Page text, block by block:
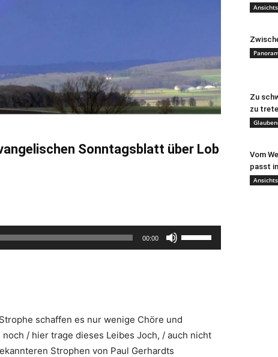
Sonntagsblatt über Lob
00:00
Hoch/Runter
zu
regeln.
schaffen es nur wenige Chöre und
/ hier trage dieses Leibes Joch, / auch nicht
Strophen von Paul Gerhardts
Zu
zu
Vom
passt